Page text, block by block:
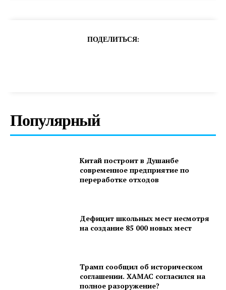
ПОДЕЛИТЬСЯ:
Популярный
Китай построит в Душанбе
современное предприятие по
переработке отходов
Дефицит школьных мест несмотря
на создание 85 000 новых мест
Трамп сообщил об историческом
соглашении. ХАМАС согласился на
полное разоружение?